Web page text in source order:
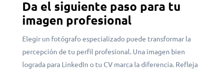
Da el siguiente paso para tu
imagen profesional
Elegir un fotógrafo especializado puede transformar la
percepción de tu perfil profesional. Una imagen bien
lograda para LinkedIn o tu CV marca la diferencia. Refleja